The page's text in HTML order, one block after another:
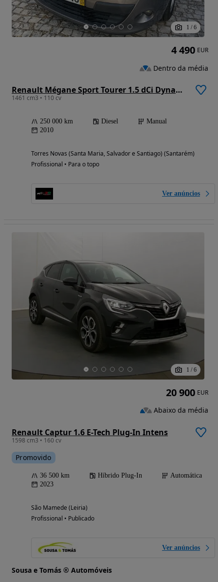
1 / 6
Renault Mégane Sport Tourer 1.5 dCi Dynamique
1461 cm3 • 110 cv
250 000 km Diesel
Manual
2010
Torres Novas (Santa Maria, Salvador e Santiago) (Santarém)
Profissional • Para o topo
Ver anúncios
4 490 EUR
Dentro da média
1 / 6
Renault Captur 1.6 E-Tech Plug-In Intens
1598 cm3 • 160 cv
Promovido
36 500 km Híbrido Plug-In
Automática
2023
São Mamede (Leiria)
Profissional • Publicado
Ver anúncios
Sousa e Tomás ® Automóveis
20 900 EUR
Abaixo da média